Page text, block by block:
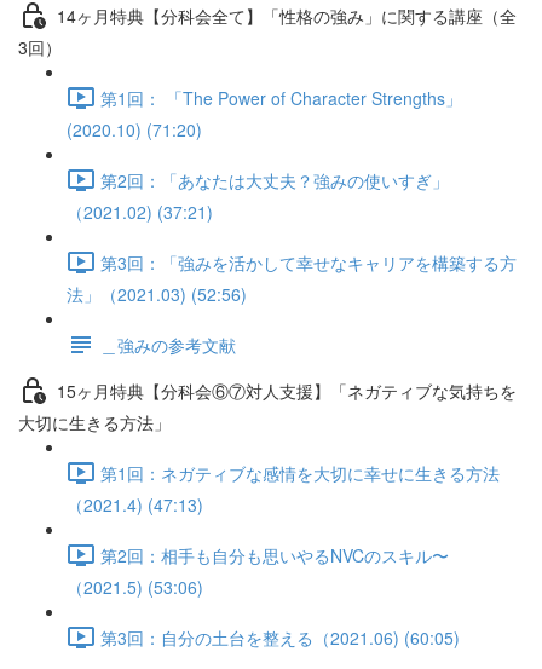
14ヶ月特典【分科会全て】「性格の強み」に関する講座（全
3回）
第1回： 「The Power of Character Strengths」
(2020.10) (71:20)
第2回：「あなたは大丈夫？強みの使いすぎ」
（2021.02) (37:21)
第3回：「強みを活かして幸せなキャリアを構築する方
法」（2021.03) (52:56)
＿強みの参考文献
15ヶ月特典【分科会⑥⑦対人支援】「ネガティブな気持ちを
大切に生きる方法」
第1回：ネガティブな感情を大切に幸せに生きる方法
（2021.4) (47:13)
第2回：相手も自分も思いやるNVCのスキル〜
（2021.5) (53:06)
第3回：自分の土台を整える（2021.06) (60:05)